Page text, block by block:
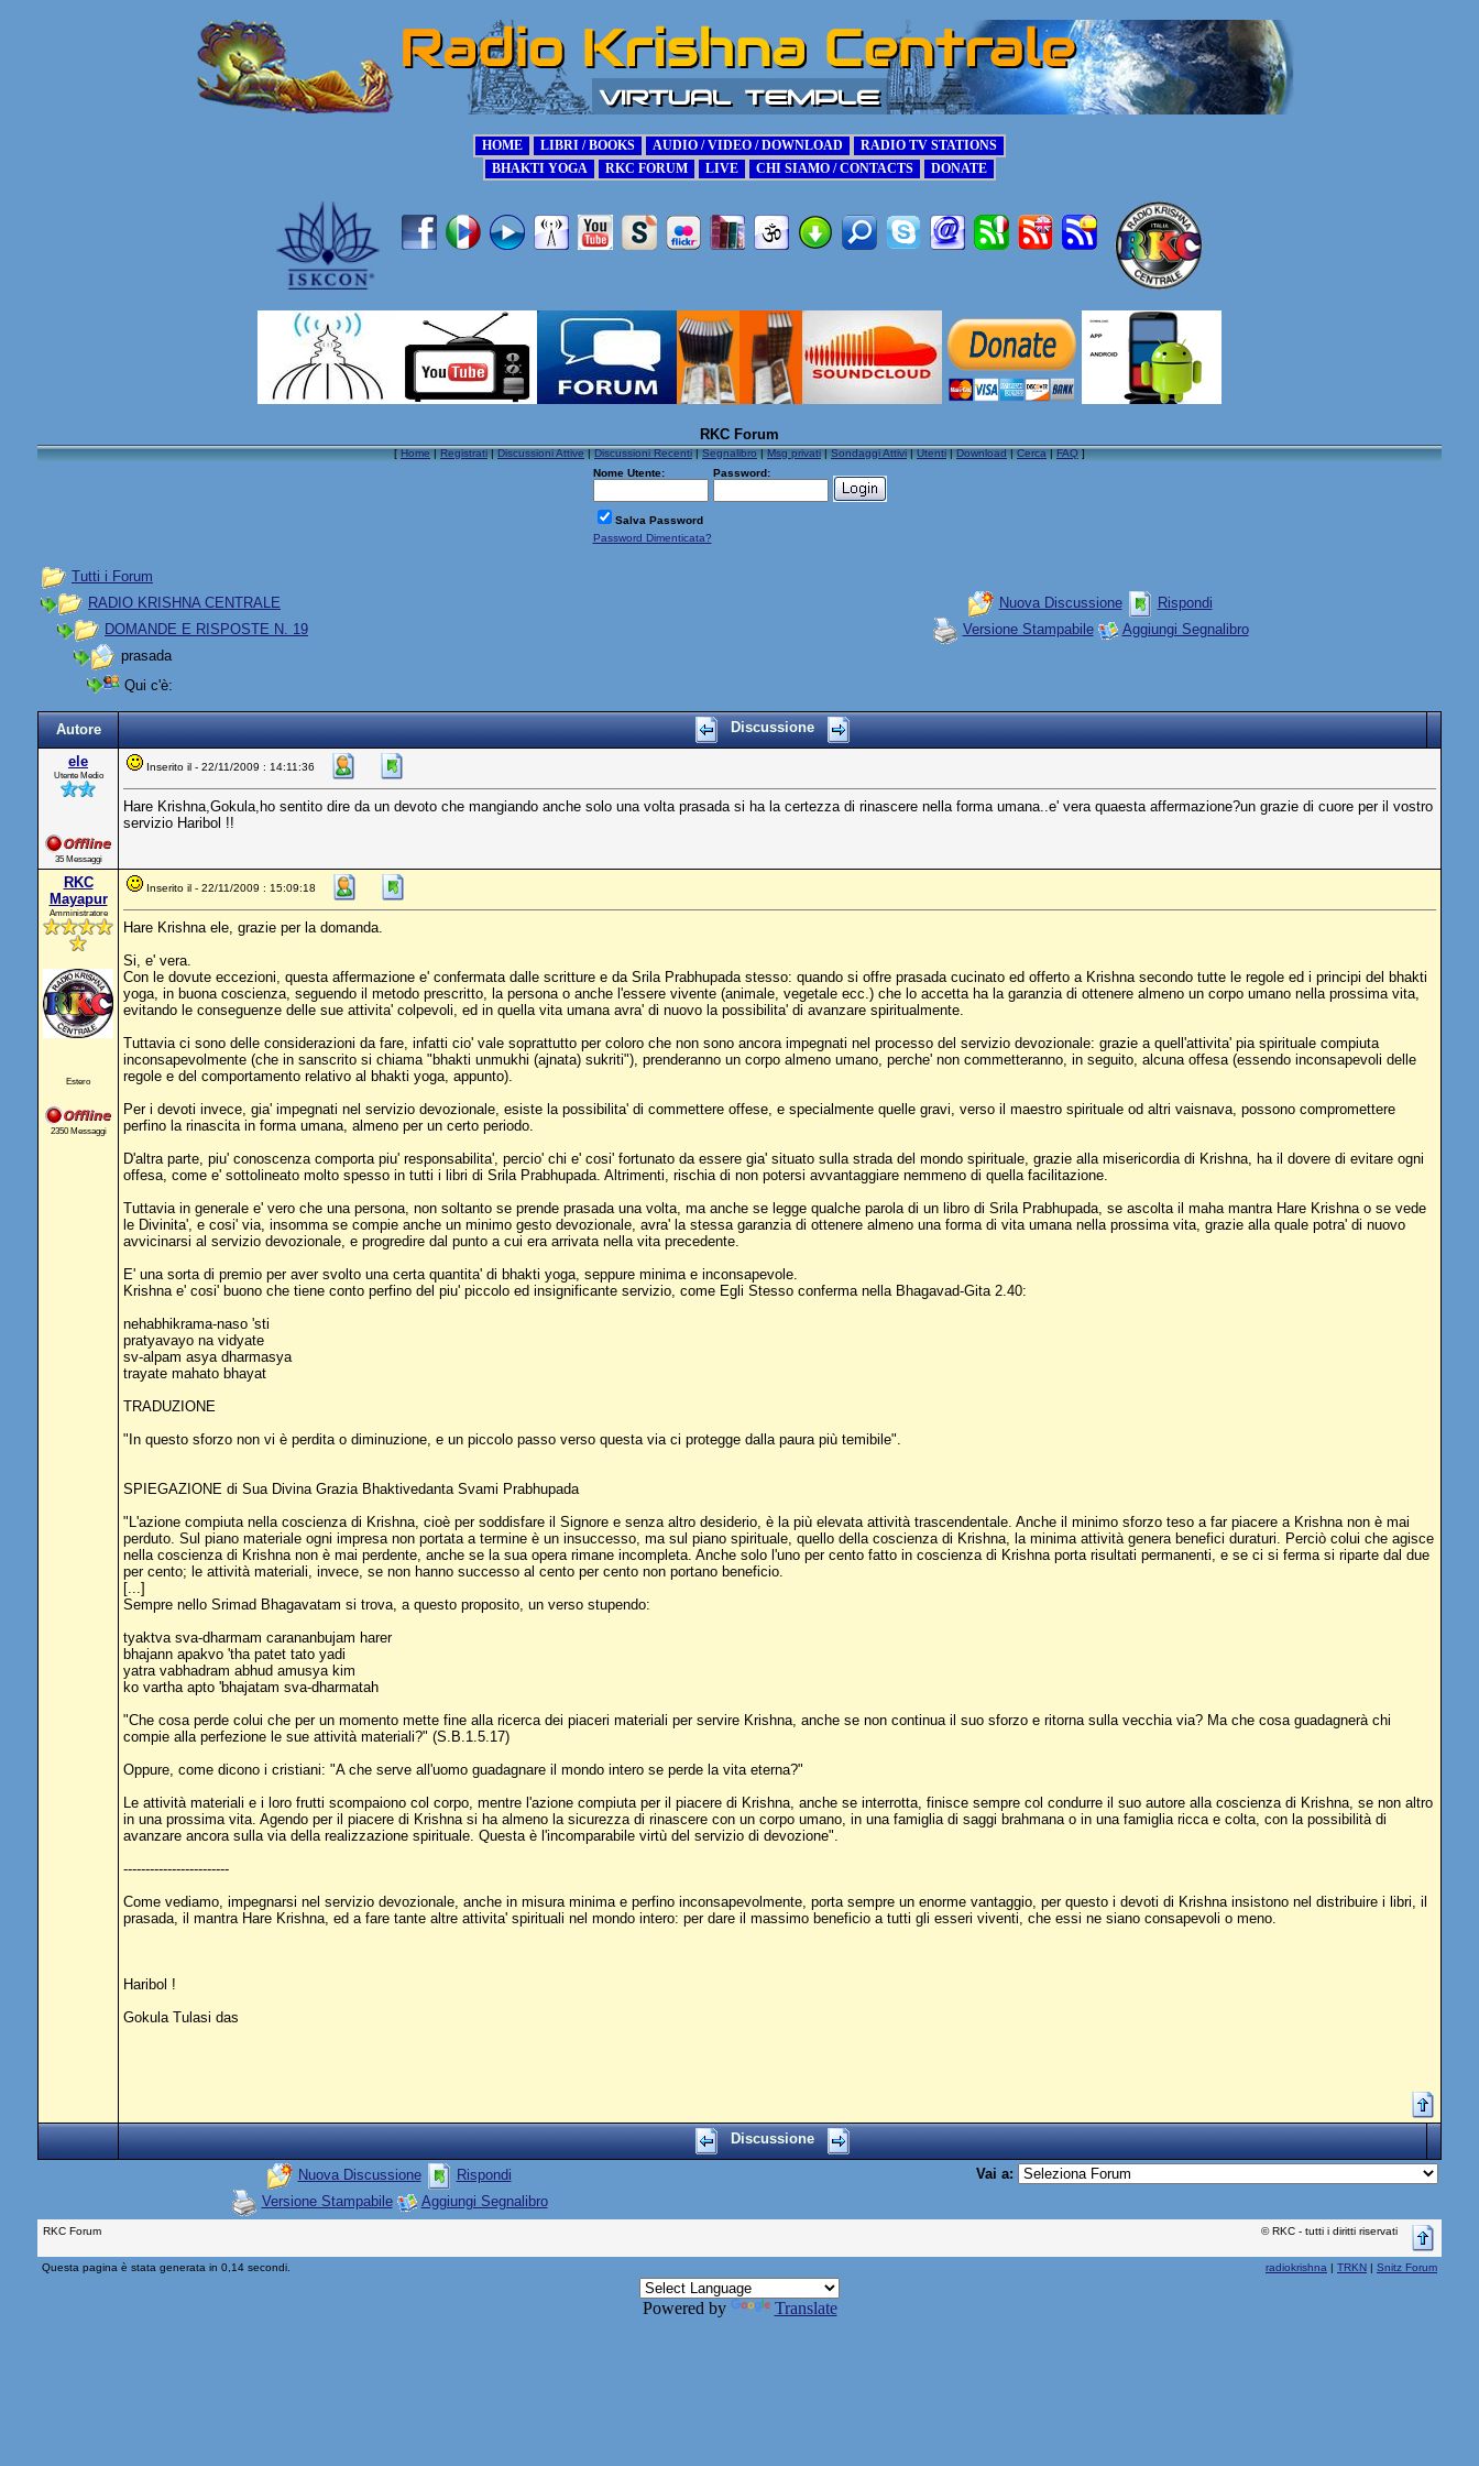
RKC Forum
[Home|Registrati|Discussioni Attive|Discussioni Recenti|Segnalibro|Msg privati|Sondaggi Attivi|Utenti|Download|Cerca|FAQ]
Nome Utente:
Password:
Salva Password
Password Dimenticata?
Tutti i Forum
RADIO KRISHNA CENTRALE
DOMANDE E RISPOSTE N. 19
prasada
Nuova Discussione
Rispondi
Versione Stampabile
Aggiungi Segnalibro
Qui c'è:
Autore Discussione
ele
Utente Medio
35 Messaggi
Inserito il - 22/11/2009 : 14:11:36
Hare Krishna,Gokula,ho sentito dire da un devoto che mangiando anche solo una volta prasada si ha la certezza di rinascere nella forma umana..e' vera quaesta affermazione?un grazie di cuore per il vostro
servizio Haribol !!
RKC
Mayapur
Amministratore
Estero
2350 Messaggi
Inserito il - 22/11/2009 : 15:09:18
Hare Krishna ele, grazie per la domanda.
Si, e' vera.
Con le dovute eccezioni, questa affermazione e' confermata dalle scritture e da Srila Prabhupada stesso: quando si offre prasada cucinato ed offerto a Krishna secondo tutte le regole ed i principi del bhakti
yoga, in buona coscienza, seguendo il metodo prescritto, la persona o anche l'essere vivente (animale, vegetale ecc.) che lo accetta ha la garanzia di ottenere almeno un corpo umano nella prossima vita,
evitando le conseguenze delle sue attivita' colpevoli, ed in quella vita umana avra' di nuovo la possibilita' di avanzare spiritualmente.
Tuttavia ci sono delle considerazioni da fare, infatti cio' vale soprattutto per coloro che non sono ancora impegnati nel processo del servizio devozionale: grazie a quell'attivita' pia spirituale compiuta
inconsapevolmente (che in sanscrito si chiama "bhakti unmukhi (ajnata) sukriti"), prenderanno un corpo almeno umano, perche' non commetteranno, in seguito, alcuna offesa (essendo inconsapevoli delle
regole e del comportamento relativo al bhakti yoga, appunto).
Per i devoti invece, gia' impegnati nel servizio devozionale, esiste la possibilita' di commettere offese, e specialmente quelle gravi, verso il maestro spirituale od altri vaisnava, possono compromettere
perfino la rinascita in forma umana, almeno per un certo periodo.
D'altra parte, piu' conoscenza comporta piu' responsabilita', percio' chi e' cosi' fortunato da essere gia' situato sulla strada del mondo spirituale, grazie alla misericordia di Krishna, ha il dovere di evitare ogni
offesa, come e' sottolineato molto spesso in tutti i libri di Srila Prabhupada. Altrimenti, rischia di non potersi avvantaggiare nemmeno di quella facilitazione.
Tuttavia in generale e' vero che una persona, non soltanto se prende prasada una volta, ma anche se legge qualche parola di un libro di Srila Prabhupada, se ascolta il maha mantra Hare Krishna o se vede
le Divinita', e cosi' via, insomma se compie anche un minimo gesto devozionale, avra' la stessa garanzia di ottenere almeno una forma di vita umana nella prossima vita, grazie alla quale potra' di nuovo
avvicinarsi al servizio devozionale, e progredire dal punto a cui era arrivata nella vita precedente.
E' una sorta di premio per aver svolto una certa quantita' di bhakti yoga, seppure minima e inconsapevole.
Krishna e' cosi' buono che tiene conto perfino del piu' piccolo ed insignificante servizio, come Egli Stesso conferma nella Bhagavad-Gita 2.40:
nehabhikrama-naso 'sti
pratyavayo na vidyate
sv-alpam asya dharmasya
trayate mahato bhayat
TRADUZIONE
"In questo sforzo non vi è perdita o diminuzione, e un piccolo passo verso questa via ci protegge dalla paura più temibile".
SPIEGAZIONE di Sua Divina Grazia Bhaktivedanta Svami Prabhupada
"L'azione compiuta nella coscienza di Krishna, cioè per soddisfare il Signore e senza altro desiderio, è la più elevata attività trascendentale. Anche il minimo sforzo teso a far piacere a Krishna non è mai
perduto. Sul piano materiale ogni impresa non portata a termine è un insuccesso, ma sul piano spirituale, quello della coscienza di Krishna, la minima attività genera benefici duraturi. Perciò colui che agisce
nella coscienza di Krishna non è mai perdente, anche se la sua opera rimane incompleta. Anche solo l'uno per cento fatto in coscienza di Krishna porta risultati permanenti, e se ci si ferma si riparte dal due
per cento; le attività materiali, invece, se non hanno successo al cento per cento non portano beneficio.
[...]
Sempre nello Srimad Bhagavatam si trova, a questo proposito, un verso stupendo:
tyaktva sva-dharmam carananbujam harer
bhajann apakvo 'tha patet tato yadi
yatra vabhadram abhud amusya kim
ko vartha apto 'bhajatam sva-dharmatah
"Che cosa perde colui che per un momento mette fine alla ricerca dei piaceri materiali per servire Krishna, anche se non continua il suo sforzo e ritorna sulla vecchia via? Ma che cosa guadagnerà chi
compie alla perfezione le sue attività materiali?" (S.B.1.5.17)
Oppure, come dicono i cristiani: "A che serve all'uomo guadagnare il mondo intero se perde la vita eterna?"
Le attività materiali e i loro frutti scompaiono col corpo, mentre l'azione compiuta per il piacere di Krishna, anche se interrotta, finisce sempre col condurre il suo autore alla coscienza di Krishna, se non altro
in una prossima vita. Agendo per il piacere di Krishna si ha almeno la sicurezza di rinascere con un corpo umano, in una famiglia di saggi brahmana o in una famiglia ricca e colta, con la possibilità di
avanzare ancora sulla via della realizzazione spirituale. Questa è l'incomparabile virtù del servizio di devozione".
------------------------
Come vediamo, impegnarsi nel servizio devozionale, anche in misura minima e perfino inconsapevolmente, porta sempre un enorme vantaggio, per questo i devoti di Krishna insistono nel distribuire i libri, il
prasada, il mantra Hare Krishna, ed a fare tante altre attivita' spirituali nel mondo intero: per dare il massimo beneficio a tutti gli esseri viventi, che essi ne siano consapevoli o meno.
Haribol !
Gokula Tulasi das
Discussione
Nuova Discussione
Rispondi
Versione Stampabile
Aggiungi Segnalibro
Vai a:
RKC Forum © RKC - tutti i diritti riservati
Questa pagina è stata generata in 0,14 secondi. radiokrishna | TRKN | Snitz Forum
Powered by Translate